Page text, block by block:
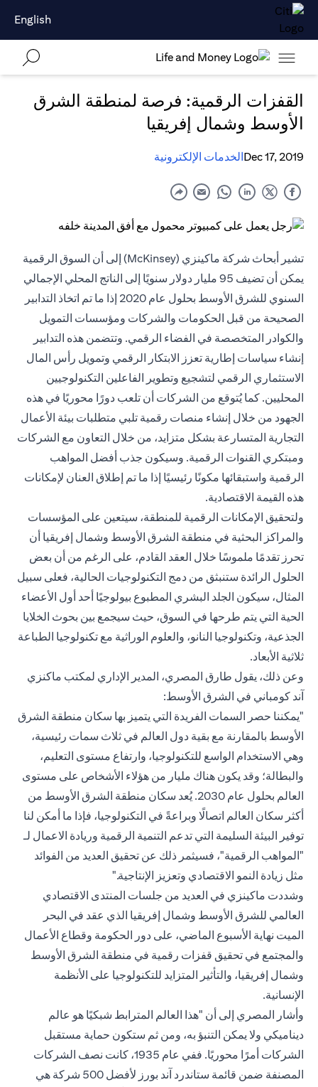
English
القفزات الرقمية: فرصة لمنطقة الشرق
الأوسط وشمال إفريقيا
Dec 17, 2019الخدمات الإلكترونية
تشير أبحاث شركة ماكينزي (McKinsey) إلى أن السوق الرقمية
يمكن أن تضيف 95 مليار دولار سنويًا إلى الناتج المحلي الإجمالي
السنوي للشرق الأوسط بحلول عام 2020 إذا ما تم اتخاذ التدابير
الصحيحة من قبل الحكومات والشركات ومؤسسات التمويل
والكوادر المتخصصة في الفضاء الرقمي. وتتضمن هذه التدابير
إنشاء سياسات إطارية تعزز الابتكار الرقمي وتمويل رأس المال
الاستثماري الرقمي لتشجيع وتطوير الفاعلين التكنولوجيين
المحليين. كما يُتوقع من الشركات أن تلعب دورًا محوريًا في هذه
الجهود من خلال إنشاء منصات رقمية تلبي متطلبات بيئة الأعمال
التجارية المتسارعة بشكل متزايد، من خلال التعاون مع الشركات
ومبتكري القنوات الرقمية. وسيكون جذب أفضل المواهب
الرقمية واستبقائها مكونًا رئيسيًا إذا ما تم إطلاق العنان لإمكانات
هذه القيمة الاقتصادية.
ولتحقيق الإمكانات الرقمية للمنطقة، سيتعين على المؤسسات
والمراكز البحثية في منطقة الشرق الأوسط وشمال إفريقيا أن
تحرز تقدمًا ملموسًا خلال العقد القادم، على الرغم من أن بعض
الحلول الرائدة ستنبثق من دمج التكنولوجيات الحالية، فعلى سبيل
المثال، سيكون الجلد البشري المطبوع بيولوجيًا أحد أول الأعضاء
الحية التي يتم طرحها في السوق، حيث سيجمع بين بحوث الخلايا
الجذعية، وتكنولوجيا النانو، والعلوم الوراثية مع تكنولوجيا الطباعة
ثلاثية الأبعاد.
وعن ذلك، يقول طارق المصري، المدير الإداري لمكتب ماكنزي
آند كومباني في الشرق الأوسط:
"يمكننا حصر السمات الفريدة التي يتميز بها سكان منطقة الشرق
الأوسط بالمقارنة مع بقية دول العالم في ثلاث سمات رئيسية،
وهي الاستخدام الواسع للتكنولوجيا، وارتفاع مستوى التعليم،
والبطالة؛ وقد يكون هناك مليار من هؤلاء الأشخاص على مستوى
العالم بحلول عام 2030. يُعد سكان منطقة الشرق الأوسط من
أكثر سكان العالم اتصالًا وبراعةً في التكنولوجيا، فإذا ما أمكن لنا
توفير البيئة السليمة التي تدعم التنمية الرقمية وريادة الاعمال لـ
"المواهب الرقمية"، فسيثمر ذلك عن تحقيق العديد من الفوائد
مثل زيادة النمو الاقتصادي وتعزيز الإنتاجية."
وشددت ماكينزي في العديد من جلسات المنتدى الاقتصادي
العالمي للشرق الأوسط وشمال إفريقيا الذي عقد في البحر
الميت نهاية الأسبوع الماضي، على دور الحكومة وقطاع الأعمال
والمجتمع في تحقيق قفزات رقمية في منطقة الشرق الأوسط
وشمال إفريقيا، والتأثير المتزايد للتكنولوجيا على الأنظمة
الإنسانية.
وأشار المصري إلى أن "هذا العالم المترابط شبكيًا هو عالم
ديناميكي ولا يمكن التنبؤ به، ومن ثم ستكون حماية مستقبل
الشركات أمرًا محوريًا. ففي عام 1935، كانت نصف الشركات
المصنفة ضمن قائمة ستاندرد آند بورز لأفضل 500 شركة هي